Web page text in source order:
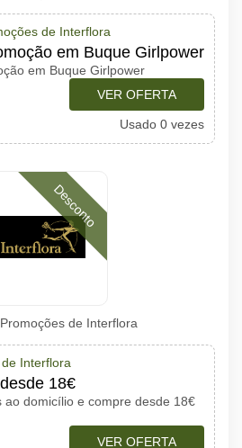
de Interflora
em Buque Girlpower
em Buque Girlpower
VER OFERTA
Usado 0 vezes
Desconto
de Interflora
Interflora
18€
ao domicílio e compre desde 18€
VER OFERTA